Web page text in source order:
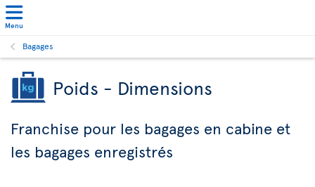
Menu
Bagages
Poids - Dimensions
Franchise pour les bagages en cabine et
les bagages enregistrés